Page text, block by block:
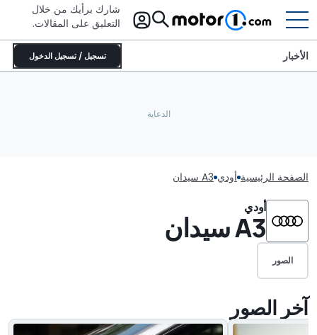
شارك برأيك من خلال
التعليق على المقالات.
تسجيل / تسجيل الدخول الأخبار
الصفحة الرئيسية أودي A3 سيدان
أودي
A3 سيدان
الصور
آخر الصور